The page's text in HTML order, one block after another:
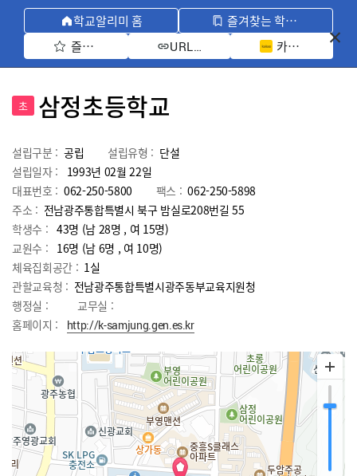
학교알리미 홈
즐겨찾는 학교 모아보기
즐겨찾기 선택
URL 복사 카카오톡 공유
초 삼정초등학교
설립구분 : 공립 설립유형 : 단설
설립일자 :
1993년 02월 22일
대표번호 : 062-250-5800 팩스 : 062-250-5898
주소 : 전남광주통합특별시 북구 밤실로208번길 55
학생수 : 43명 (남 28명 , 여 15명)
교원수 : 16명 (남 6명 , 여 10명)
체육집회공간 : 1실
관할교육청 : 전남광주통합특별시광주동부교육지원청
행정실 :
교무실 :
홈페이지 :
http://k-samjung.gen.es.kr